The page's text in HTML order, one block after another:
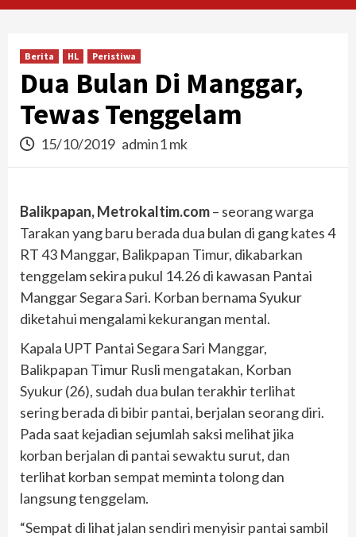
Berita HL Peristiwa
Dua Bulan Di Manggar,
Tewas Tenggelam
15/10/2019 admin1 mk
Balikpapan, Metrokaltim.com– seorang warga
Tarakan yang baru berada dua bulan di gang kates 4
RT 43 Manggar, Balikpapan Timur, dikabarkan
tenggelam sekira pukul 14.26 di kawasan Pantai
Manggar Segara Sari. Korban bernama Syukur
diketahui mengalami kekurangan mental.
Kapala UPT Pantai Segara Sari Manggar,
Balikpapan Timur Rusli mengatakan, Korban
Syukur (26), sudah dua bulan terakhir terlihat
sering berada di bibir pantai, berjalan seorang diri.
Pada saat kejadian sejumlah saksi melihat jika
korban berjalan di pantai sewaktu surut, dan
terlihat korban sempat meminta tolong dan
langsung tenggelam.
“Sempat di lihat jalan sendiri menyisir pantai sambil